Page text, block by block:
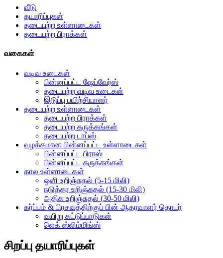
வீடு
தயாரிப்புகள்
தடையற்ற உள்ளாடைகள்
தடையற்ற பிராக்கள்
வகைகள்
வடிவ உடைகள்
பின்னப்பட்ட ஷேப்வேர்ஸ்
தடையற்ற வடிவ உடைகள்
இடுப்பு பயிற்சியாளர்
தடையற்ற உள்ளாடைகள்
தடையற்ற பிராக்கள்
தடையற்ற சுருக்கங்கள்
தடையற்ற டாப்ஸ்
வழக்கமான பின்னப்பட்ட உள்ளாடைகள்
பின்னப்பட்ட பிராஸ்
பின்னப்பட்ட சுருக்கங்கள்
கால உள்ளாடைகள்
ஒளி உறிஞ்சுதல் (5-15 மிலி)
நடுத்தர உறிஞ்சுதல் (15-30 மிலி)
அதிக உறிஞ்சுதல் (30-50 மிலி)
கர்ப்பம் & பிரசவத்திற்குப் பின் ஆதரவாளர் தொடர்
வயிறு கட்டுப்பாடுகள்
லெக் ஸ்லிம்மிங்ஸ்
சிறப்பு தயாரிப்புகள்